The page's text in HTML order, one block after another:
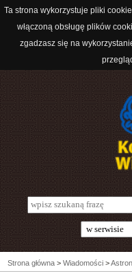
Ta strona wykorzystuje pliki
włączoną obsługę plików
zgadzasz się na
Strona główna > Wiadomości >